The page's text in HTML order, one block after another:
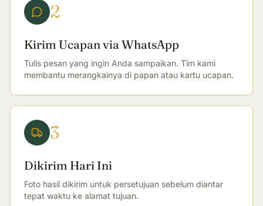
2
Kirim Ucapan via WhatsApp
Tulis pesan yang ingin Anda sampaikan. Tim kami
membantu merangkainya di papan atau kartu ucapan.
3
Dikirim Hari Ini
Foto hasil dikirim untuk persetujuan sebelum diantar
tepat waktu ke alamat tujuan.